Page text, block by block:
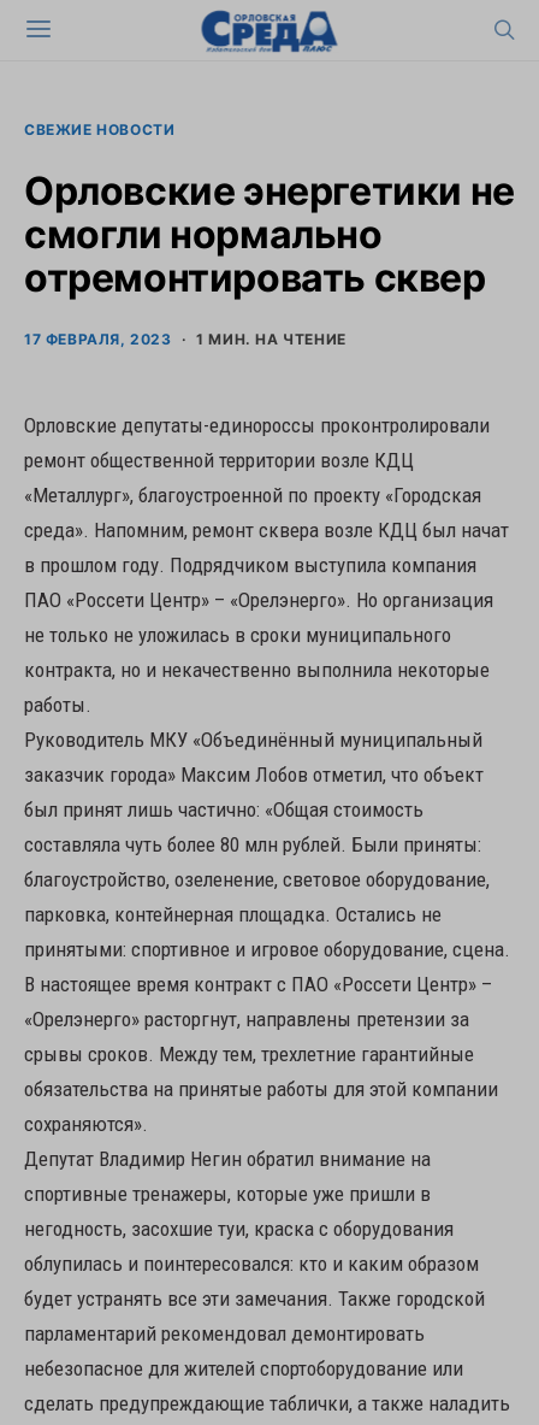
СВЕЖИЕ НОВОСТИ
Орловские энергетики не
смогли нормально
отремонтировать сквер
17 ФЕВРАЛЯ, 2023 1 МИН. НА ЧТЕНИЕ
Орловские депутаты-единороссы проконтролировали
ремонт общественной территории возле КДЦ
«Металлург», благоустроенной по проекту «Городская
среда». Напомним, ремонт сквера возле КДЦ был начат
в прошлом году. Подрядчиком выступила компания
ПАО «Россети Центр» – «Орелэнерго». Но организация
не только не уложилась в сроки муниципального
контракта, но и некачественно выполнила некоторые
работы.
Руководитель МКУ «Объединённый муниципальный
заказчик города» Максим Лобов отметил, что объект
был принят лишь частично: «Общая стоимость
составляла чуть более 80 млн рублей. Были приняты:
благоустройство, озеленение, световое оборудование,
парковка, контейнерная площадка. Остались не
принятыми: спортивное и игровое оборудование, сцена.
В настоящее время контракт с ПАО «Россети Центр» –
«Орелэнерго» расторгнут, направлены претензии за
срывы сроков. Между тем, трехлетние гарантийные
обязательства на принятые работы для этой компании
сохраняются».
Депутат Владимир Негин обратил внимание на
спортивные тренажеры, которые уже пришли в
негодность, засохшие туи, краска с оборудования
облупилась и поинтересовался: кто и каким образом
будет устранять все эти замечания. Также городской
парламентарий рекомендовал демонтировать
небезопасное для жителей спортоборудование или
сделать предупреждающие таблички, а также наладить